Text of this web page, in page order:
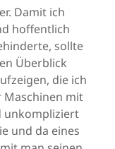
Damit ich
hoffentlich
sollte
Überblick
die ich
Maschinen mit
unkompliziert
und da eines